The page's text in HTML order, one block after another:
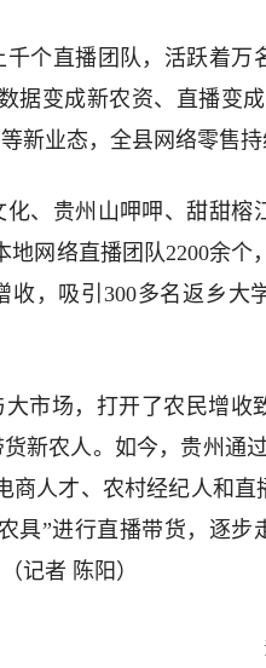
个直播团队，活跃着万
据变成新农资、直播变
新业态，全县网络零售持
化、贵州山呷呷、甜甜榕
网络直播团队2200余个
收，吸引300多名返乡大
大市场，打开了农民增收
新农人。如今，贵州通
商人才、农村经纪人和
具”进行直播带货，逐步
记者 陈阳）